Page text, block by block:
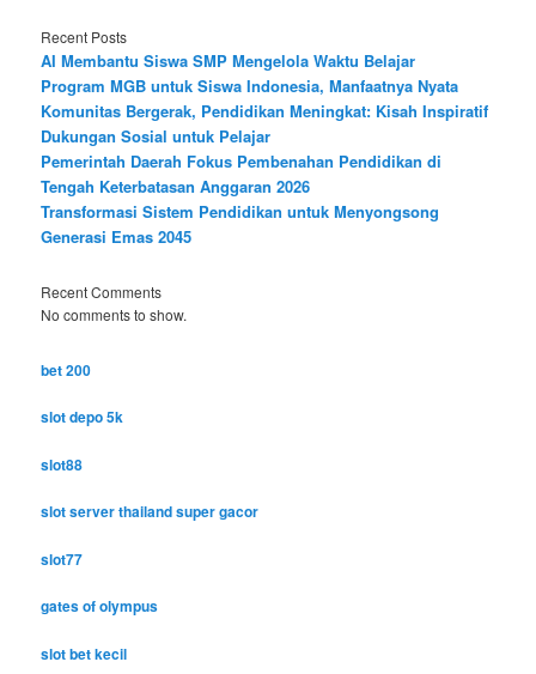
Recent Posts
AI Membantu Siswa SMP Mengelola Waktu Belajar
Program MGB untuk Siswa Indonesia, Manfaatnya Nyata
Komunitas Bergerak, Pendidikan Meningkat: Kisah Inspiratif
Dukungan Sosial untuk Pelajar
Pemerintah Daerah Fokus Pembenahan Pendidikan di
Tengah Keterbatasan Anggaran 2026
Transformasi Sistem Pendidikan untuk Menyongsong
Generasi Emas 2045
Recent Comments
No comments to show.
bet 200
slot depo 5k
slot88
slot server thailand super gacor
slot77
gates of olympus
slot bet kecil